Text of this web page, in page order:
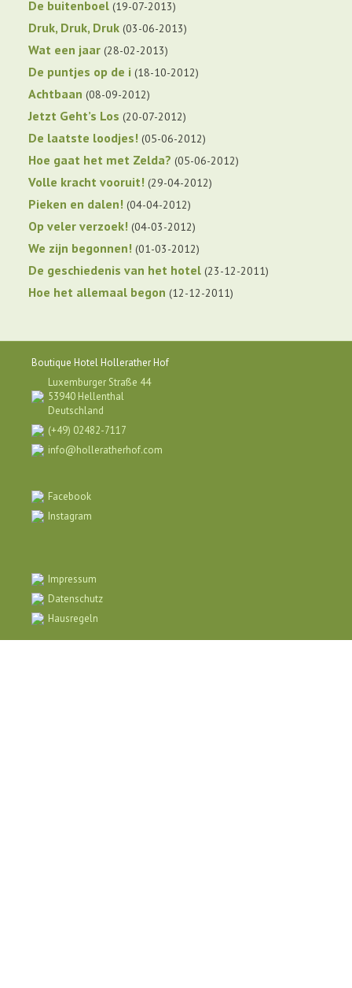
De buitenboel 19-07-2013
Druk, Druk, Druk 03-06-2013
Wat een jaar 28-02-2013
De puntjes op de i 18-10-2012
Achtbaan 08-09-2012
Jetzt Geht’s Los 20-07-2012
De laatste loodjes! 05-06-2012
Hoe gaat het met Zelda? 05-06-2012
Volle kracht vooruit! 29-04-2012
Pieken en dalen! 04-04-2012
Op veler verzoek! 04-03-2012
We zijn begonnen! 01-03-2012
De geschiedenis van het hotel 23-12-2011
Hoe het allemaal begon 12-12-2011
Boutique Hotel Hollerather Hof
Luxemburger Straße 44
53940 Hellenthal
Deutschland
(+49) 02482-7117
info@holleratherhof.com
Facebook
Instagram
Impressum
Datenschutz
Hausregeln